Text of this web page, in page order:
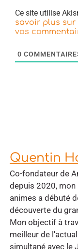
Ce site utilise
savoir plus
vos
0
Quentin
Co-fondateur de
depuis 2020,
animes a débuté
découverte du
Mon objectif à
meilleur de
simultané avec le